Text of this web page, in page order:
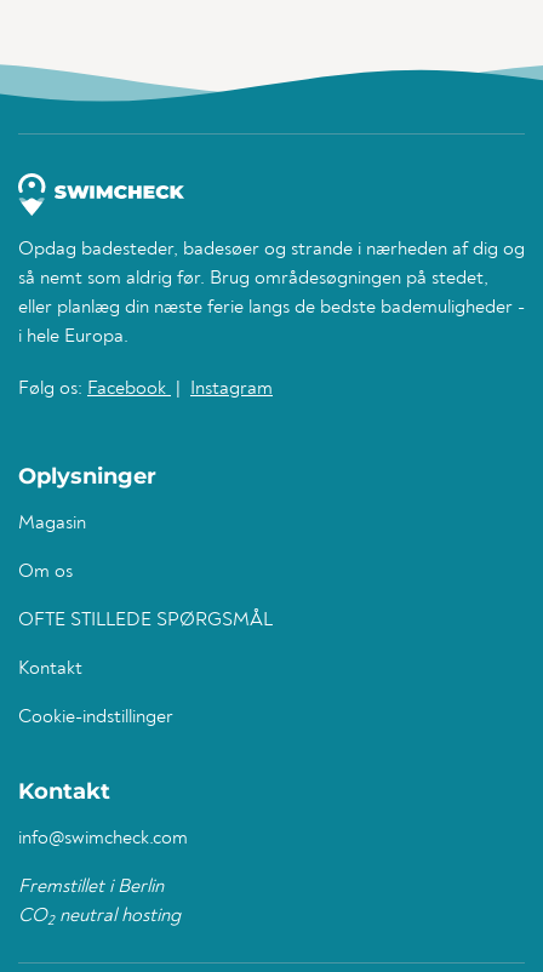
Opdag badesteder, badesøer og strande i nærheden af dig og
så nemt som aldrig før. Brug områdesøgningen på stedet,
eller planlæg din næste ferie langs de bedste bademuligheder -
i hele Europa.
Følg os: Facebook Instagram
Oplysninger
Magasin
Om os
OFTE STILLEDE SPØRGSMÅL
Kontakt
Cookie-indstillinger
Kontakt
info@swimcheck.com
Fremstillet i Berlin
CO2neutral hosting